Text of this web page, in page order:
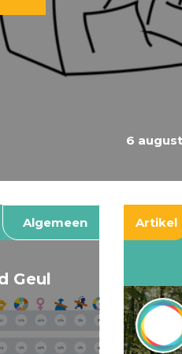
6
Algemeen
Geul
Artikel